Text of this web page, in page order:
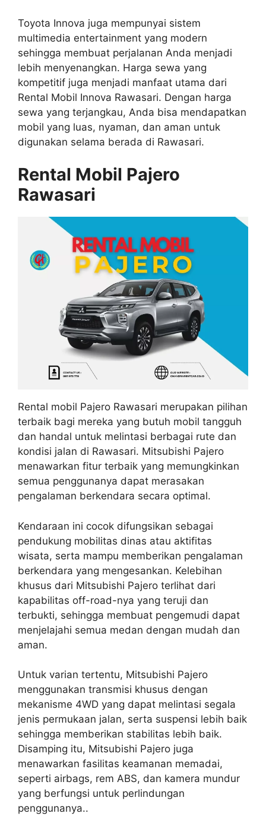
Toyota Innova juga mempunyai sistem
multimedia entertainment yang modern
sehingga membuat perjalanan Anda menjadi
lebih menyenangkan. Harga sewa yang
kompetitif juga menjadi manfaat utama dari
Rental Mobil Innova Rawasari. Dengan harga
sewa yang terjangkau, Anda bisa mendapatkan
mobil yang luas, nyaman, dan aman untuk
digunakan selama berada di Rawasari.
Rental Mobil Pajero
Rawasari
Rental mobil Pajero Rawasari merupakan pilihan
terbaik bagi mereka yang butuh mobil tangguh
dan handal untuk melintasi berbagai rute dan
kondisi jalan di Rawasari. Mitsubishi Pajero
menawarkan fitur terbaik yang memungkinkan
semua penggunanya dapat merasakan
pengalaman berkendara secara optimal.
Kendaraan ini cocok difungsikan sebagai
pendukung mobilitas dinas atau aktifitas
wisata, serta mampu memberikan pengalaman
berkendara yang mengesankan. Kelebihan
khusus dari Mitsubishi Pajero terlihat dari
kapabilitas off-road-nya yang teruji dan
terbukti, sehingga membuat pengemudi dapat
menjelajahi semua medan dengan mudah dan
aman.
Untuk varian tertentu, Mitsubishi Pajero
menggunakan transmisi khusus dengan
mekanisme 4WD yang dapat melintasi segala
jenis permukaan jalan, serta suspensi lebih baik
sehingga memberikan stabilitas lebih baik.
Disamping itu, Mitsubishi Pajero juga
menawarkan fasilitas keamanan memadai,
seperti airbags, rem ABS, dan kamera mundur
yang berfungsi untuk perlindungan
penggunanya..